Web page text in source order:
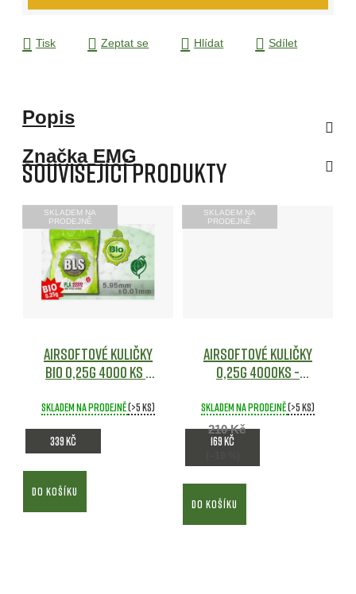
Tisk Zeptat se Hlídat Sdílet
Popis
ZnačkaEMG
Související produkty
SKLADEM NA
PRODEJNĚ
Airsoftové kuličky
Bio 0,25g 4000 ks -
Skladem na prodejně(>5 ks)
339 Kč
DO KOŠÍKU
SKLADEM NA
PRODEJNĚ
Airsoftové kuličky
0,25g 4000ks -
Skladem na prodejně(>5 ks)
169 Kč
210 Kč
DO KOŠÍKU